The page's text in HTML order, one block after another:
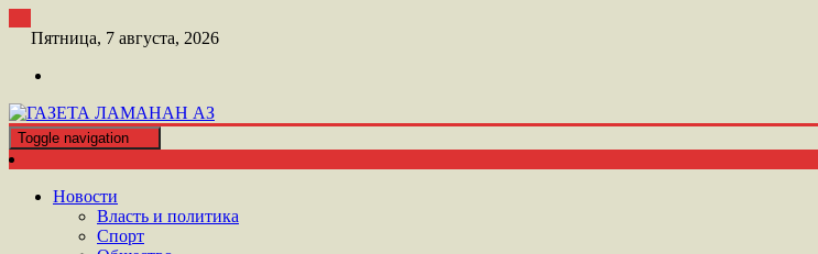
Пятница, 7 августа, 2026
ГАЗЕТА ЛАМАНАН АЗ
ШАТОЙСКАЯ ГАЗЕТА ЛАМАНАН АЗ
Toggle navigation
Новости
Власть и политика
Спорт